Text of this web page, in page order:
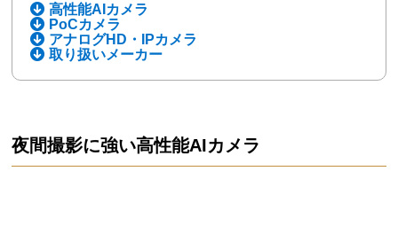
高性能AIカメラ
PoCカメラ
アナログHD・IPカメラ
取り扱いメーカー
夜間撮影に強い高性能AIカメラ